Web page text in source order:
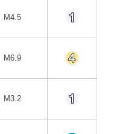
M4.5
M6.9
M3.2